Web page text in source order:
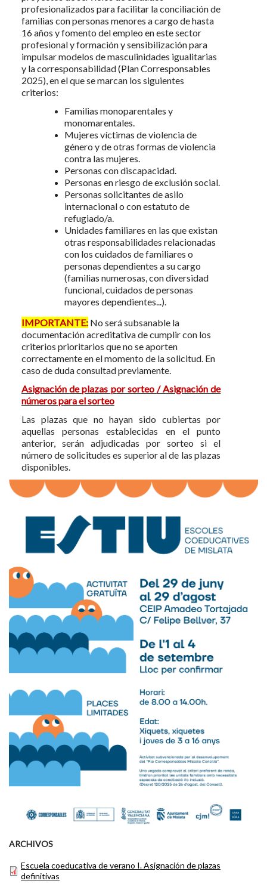
profesionalizados para facilitar la conciliación de
familias con personas menores a cargo de hasta
16 años y fomento del empleo en este sector
profesional y formación y sensibilización para
impulsar modelos de masculinidades igualitarias
y la corresponsabilidad (Plan Corresponsables
2025), en el que se marcan los siguientes
criterios:
Familias monoparentales y
monomarentales.
Mujeres víctimas de violencia de
género y de otras formas de violencia
contra las mujeres.
Personas con discapacidad.
Personas en riesgo de exclusión social.
Personas solicitantes de asilo
internacional o con estatuto de
refugiado/a.
Unidades familiares en las que existan
otras responsabilidades relacionadas
con los cuidados de familiares o
personas dependientes a su cargo
(familias numerosas, con diversidad
funcional, cuidados de personas
mayores dependientes...).
IMPORTANTE: No será subsanable la
documentación acreditativa de cumplir con los
criterios prioritarios que no se aporten
correctamente en el momento de la solicitud. En
caso de duda consultad previamente.
Asignaciónde plazas por sorteo /Asignación de
números para el sorteo
Las plazas que no hayan sido cubiertas por
aquellas personas establecidas en el punto
anterior, serán adjudicadas por sorteo si el
número de solicitudes es superior al de las plazas
disponibles.
ARCHIVOS
Escuela coeducativa de verano I. Asignación de plazas
definitivas